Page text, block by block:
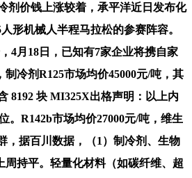
剂价钱上涨较着，承平洋近日发布化
形机械人半程马拉松的参赛阵容。
4月18日，已知有7家企业将携自家
冷剂R125市场均价45000元/吨，其
8192 块 MI325X出格声明：以上内
。R142b市场均价27000元/吨，维生
，据百川数据，（1）制冷剂、生物
持平。轻量化材料（如碳纤维、超